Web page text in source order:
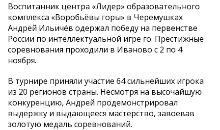
Воспитанник центра «Лидер» образовательного
комплекса «Воробьёвы горы» в Черемушках
Андрей Ильичёв одержал победу на первенстве
России по интеллектуальной игре го. Престижные
соревнования проходили в Иваново с 2 по 4
ноября.
В турнире приняли участие 64 сильнейших игрока
из 20 регионов страны. Несмотря на высочайшую
конкуренцию, Андрей продемонстрировал
выдержку и выдающееся мастерство, завоевав
золотую медаль соревнований.